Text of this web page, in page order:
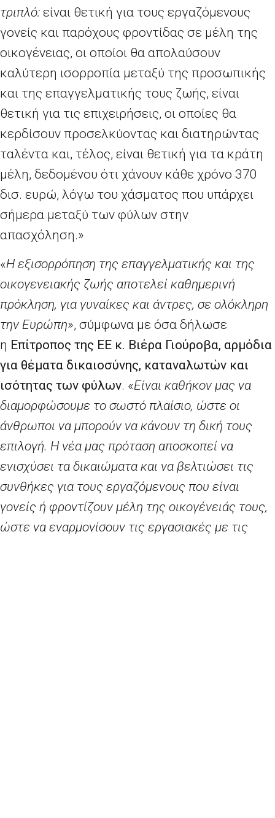
τριπλό: είναι θετική για τους εργαζόμενους
γονείς και παρόχους φροντίδας σε μέλη της
οικογένειας, οι οποίοι θα απολαύσουν
καλύτερη ισορροπία μεταξύ της προσωπικής
και της επαγγελματικής τους ζωής, είναι
θετική για τις επιχειρήσεις, οι οποίες θα
κερδίσουν προσελκύοντας και διατηρώντας
ταλέντα και, τέλος, είναι θετική για τα κράτη
μέλη, δεδομένου ότι χάνουν κάθε χρόνο 370
δισ. ευρώ, λόγω του χάσματος που υπάρχει
σήμερα μεταξύ των φύλων στην
απασχόληση.»
«Η εξισορρόπηση της επαγγελματικής και της
οικογενειακής ζωής αποτελεί καθημερινή
πρόκληση, για γυναίκες και άντρες, σε ολόκληρη
την Ευρώπη», σύμφωνα με όσα δήλωσε
η Επίτροπος της ΕΕ κ. Βιέρα Γιούροβα, αρμόδια
για θέματα δικαιοσύνης, καταναλωτών και
ισότητας των φύλων. «Είναι καθήκον μας να
διαμορφώσουμε το σωστό πλαίσιο, ώστε οι
άνθρωποι να μπορούν να κάνουν τη δική τους
επιλογή. Η νέα μας πρόταση αποσκοπεί να
ενισχύσει τα δικαιώματα και να βελτιώσει τις
συνθήκες για τους εργαζόμενους που είναι
γονείς ή φροντίζουν μέλη της οικογένειάς τους,
ώστε να εναρμονίσουν τις εργασιακές με τις